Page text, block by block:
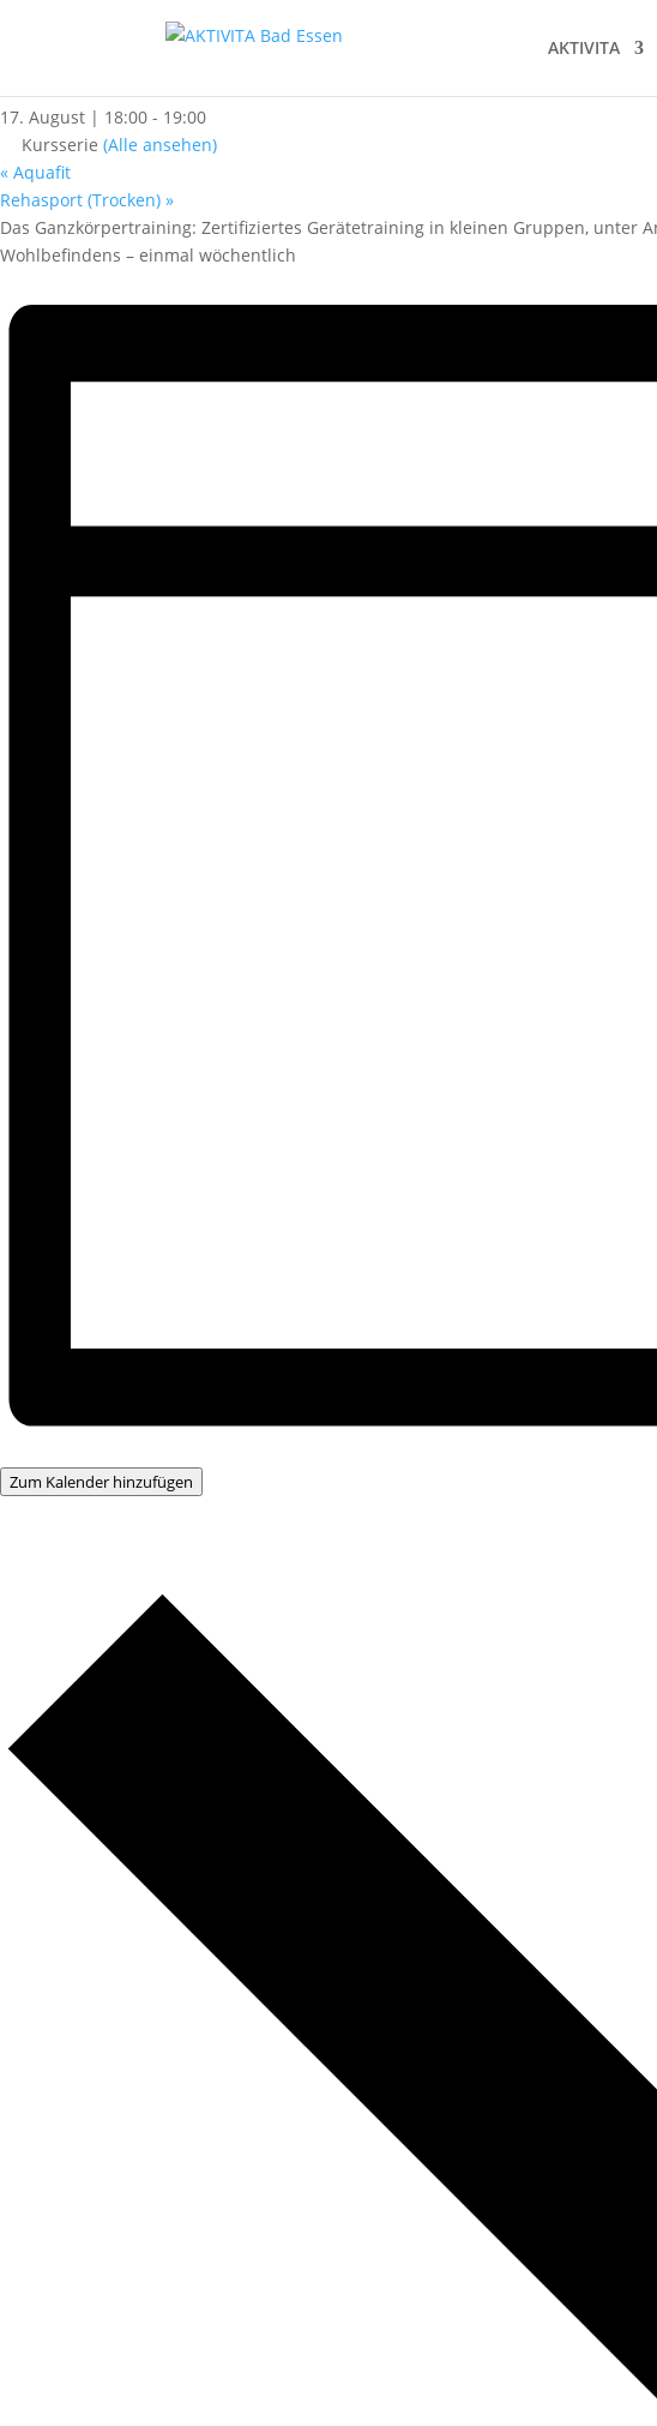
AKTIVITA
17. August | 18:00 - 19:00
Kursserie (Alle ansehen)
« Aquafit
Rehasport (Trocken) »
Das Ganzkörpertraining: Zertifiziertes Gerätetraining in kleinen Gruppen,
Wohlbefindens – einmal wöchentlich
Zum Kalender hinzufügen